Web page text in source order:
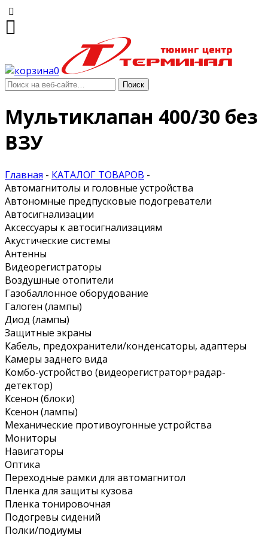
0
Мультиклапан 400/30 без
ВЗУ
Главная - КАТАЛОГ ТОВАРОВ -
Автомагнитолы и головные устройства
Автономные предпусковые подогреватели
Автосигнализации
Аксессуары к автосигнализациям
Акустические системы
Антенны
Видеорегистраторы
Воздушные отопители
Газобаллонное оборудование
Галоген (лампы)
Диод (лампы)
Защитные экраны
Кабель, предохранители/конденсаторы, адаптеры
Камеры заднего вида
Комбо-устройство (видеорегистратор+радар-
детектор)
Ксенон (блоки)
Ксенон (лампы)
Механические противоугонные устройства
Мониторы
Навигаторы
Оптика
Переходные рамки для автомагнитол
Пленка для защиты кузова
Пленка тонировочная
Подогревы сидений
Полки/подиумы